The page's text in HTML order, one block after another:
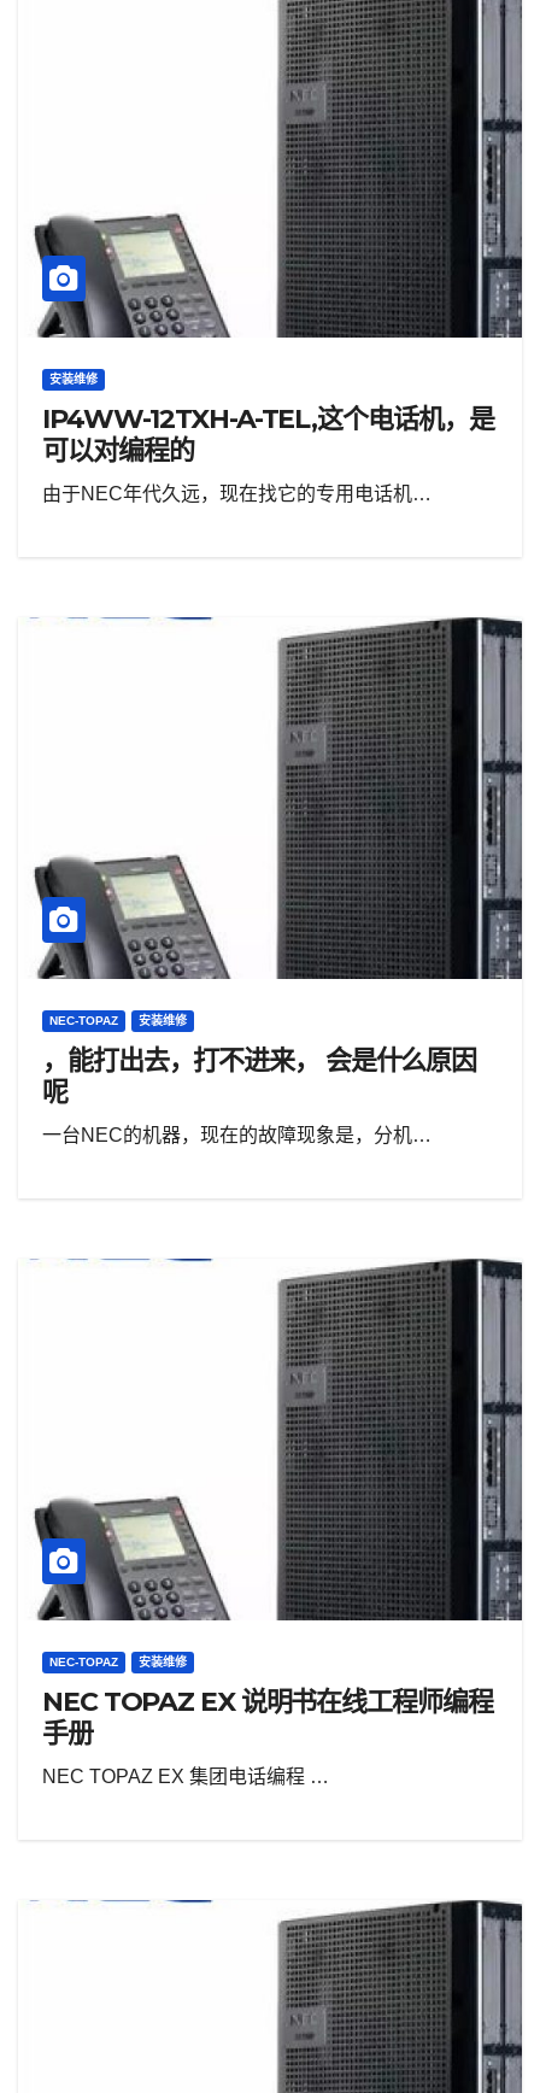
安装维修
IP4WW-12TXH-A-TEL,这个电话机，是
可以对编程的
由于NEC年代久远，现在找它的专用电话机…
NEC-TOPAZ 安装维修
，能打出去，打不进来， 会是什么原因
呢
一台NEC的机器，现在的故障现象是，分机…
NEC-TOPAZ 安装维修
NEC TOPAZ EX 说明书在线工程师编程
手册
NEC TOPAZ EX 集团电话编程 …